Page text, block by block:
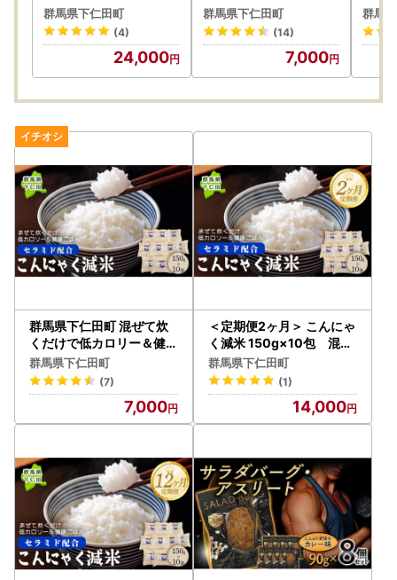
発酵バター225g×3缶セ
ット F21K-505
群馬県下仁田町
(4)
24,000
84
群馬県下仁田町
(14)
7,000
デザ
わり
ルー
群馬
群馬県下仁田町 混ぜて炊
くだけで低カロリー＆健康
ごはん 冷凍可能セラミド
配合 こんにゃく減米 150g
×10包 F21K-103
群馬県下仁田町
(7)
7,000
＜定期便2ヶ月＞ こんにゃ
く減米 150g×10包 混ぜ
て炊くだけで低カロリー＆
健康ごはん 冷凍可能セラ
ミド配合 群馬県下仁田町 F
群馬県下仁田町
(1)
14,000